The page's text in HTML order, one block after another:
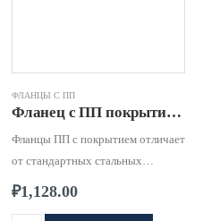
ФЛАНЦЫ С ПП
Фланец с ПП покрытием д. 0110 PN16
Фланцы ПП с покрытием отличает
от стандартных стальных
фланцев, высокая стойкость к
коррозии и к воздействию
₽1,128.00